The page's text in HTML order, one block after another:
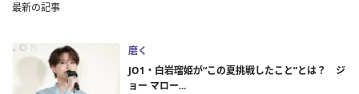
最新の記事
磨く
JO1・白岩瑠姫が“この夏挑戦したこと”とは？ ジ
ョー マロー...